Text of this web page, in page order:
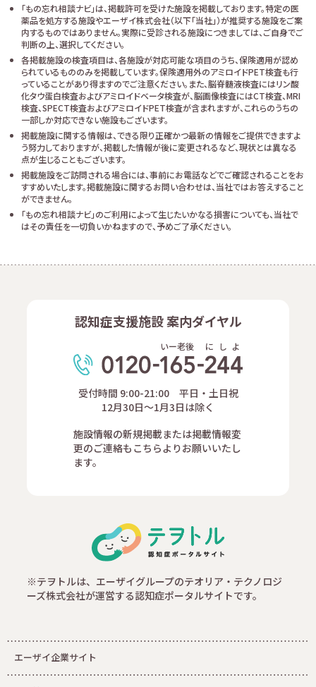
「もの忘れ相談ナビ」は、掲載許可を受けた施設を掲載しております。特定の医
薬品を処方する施設やエーザイ株式会社（以下「当社」）が推奨する施設をご案
内するものではありません。実際に受診される施設につきましては、ご自身でご
判断の上、選択してください。
各掲載施設の検査項目は、各施設が対応可能な項目のうち、保険適用が認め
られているもののみを掲載しています。保険適用外のアミロイドPET検査も行
っていることがあり得ますのでご注意ください。また、脳脊髄液検査にはリン酸
化タウ蛋白検査およびアミロイドベータ検査が、脳画像検査にはCT検査、MRI
検査、SPECT検査およびアミロイドPET検査が含まれますが、これらのうちの
一部しか対応できない施設もございます。
掲載施設に関する情報は、できる限り正確かつ最新の情報をご提供できますよ
う努力しておりますが、掲載した情報が後に変更されるなど、現状とは異なる
点が生じることもございます。
掲載施設をご訪問される場合には、事前にお電話などでご確認されることをお
すすめいたします。掲載施設に関するお問い合わせは、当社ではお答えすること
ができません。
「もの忘れ相談ナビ」のご利用によって生じたいかなる損害についても、当社で
はその責任を一切負いかねますので、予めご了承ください。
認知症支援施設 案内ダイヤル
いー老後 に し よ
受付時間 9:00-21:00 平日・土日祝
12月30日～1月3日は除く
施設情報の新規掲載または掲載情報変
更のご連絡もこちらよりお願いいたし
ます。
※テヲトルは、エーザイグループのテオリア・テクノロジ
ーズ株式会社が運営する認知症ポータルサイトです。
エーザイ企業サイト